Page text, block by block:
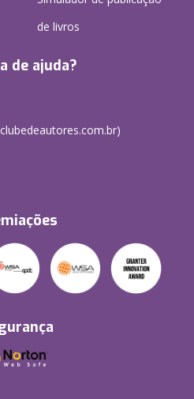
de livros
de ajuda?